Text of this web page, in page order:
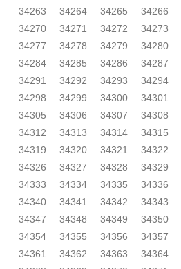
34263
34264 34265 34266
34270
34271 34272 34273
34277
34278 34279 34280
34284
34285 34286 34287
34291
34292 34293 34294
34298
34299 34300 34301
34305
34306 34307 34308
34312
34313 34314 34315
34319
34320 34321 34322
34326
34327 34328 34329
34333
34334 34335 34336
34340
34341 34342 34343
34347
34348 34349 34350
34354
34355 34356 34357
34361
34362 34363 34364